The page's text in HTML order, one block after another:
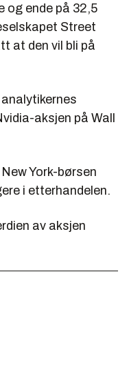
og ende på 32,5
Street
at den vil bli på
aksjen på Wall
York-børsen
i etterhandelen.
av aksjen